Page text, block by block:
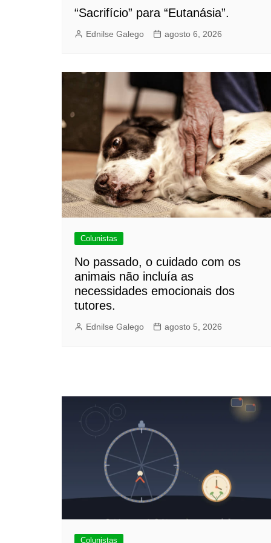
“Sacrifício” para “Eutanásia”.
Ednilse Galego agosto 6, 2026
Colunistas
No passado, o cuidado com os
animais não incluía as
necessidades emocionais dos
tutores.
Ednilse Galego agosto 5, 2026
Colunistas